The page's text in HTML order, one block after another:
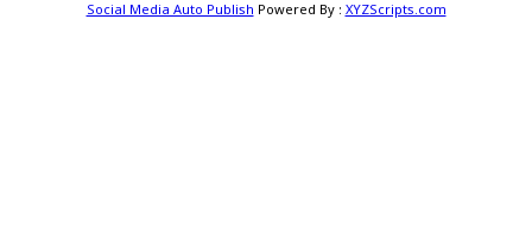
Social Media Auto Publish Powered By : XYZScripts.com